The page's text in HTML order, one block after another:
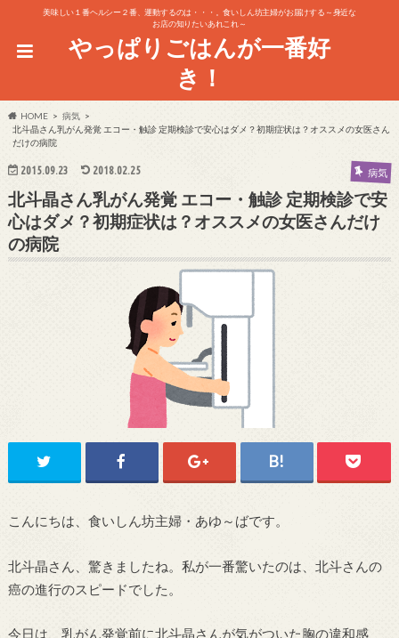
美味しい１番ヘルシー２番、運動するのは・・・。食いしん坊主婦がお届けする～身近な
お店の知りたいあれこれ～
やっぱりごはんが一番好
き！
HOME
病気
北斗晶さん乳がん発覚 エコー・触診 定期検診で安心はダメ？初期症状は？オススメの女医さん
だけの病院
2015.09.23 2018.02.25 病気
北斗晶さん乳がん発覚 エコー・触診 定期検診で安
心はダメ？初期症状は？オススメの女医さんだけ
の病院
こんにちは、食いしん坊主婦・あゆ～ばです。
北斗晶さん、驚きましたね。私が一番驚いたのは、北斗さんの
癌の進行のスピードでした。
今日は、乳がん発覚前に北斗晶さんが気がついた胸の違和感